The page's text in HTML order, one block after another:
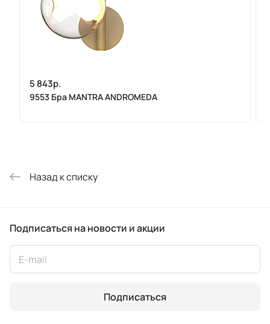
5 843р.
9553 Бра MANTRA ANDROMEDA
Назад к списку
Подписаться на новости и акции
Подписаться